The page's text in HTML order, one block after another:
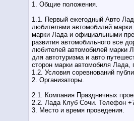
1. Общие положения.
1.1. Первый ежегодный Авто
любителями автомобилей
марки Лада и официальными
развития автомобильного все
любителей автомобилей марки
для автотуризма и авто
сторон марки автомобиля
1.2. Условия соревнований
2. Организаторы.
2.1. Компания Праздничных
2.2. Лада Клуб Сочи. Телефон
3. Место и время проведения.